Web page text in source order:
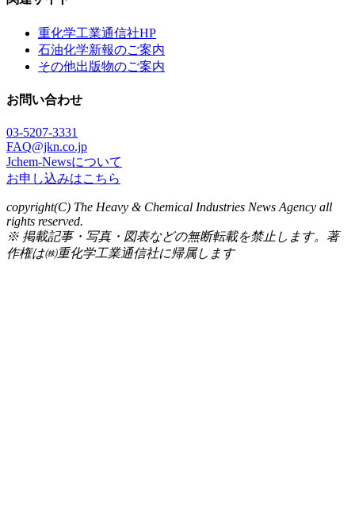
重化学工業通信社HP
石油化学新報のご案内
その他出版物のご案内
お問い合わせ
03-5207-3331
FAQ@jkn.co.jp
Jchem-Newsについて
お申し込みはこちら
copyright(C) The Heavy & Chemical Industries News Agency all
rights reserved.
※ 掲載記事・写真・図表などの無断転載を禁止します。著
作権は㈱重化学工業通信社に帰属します